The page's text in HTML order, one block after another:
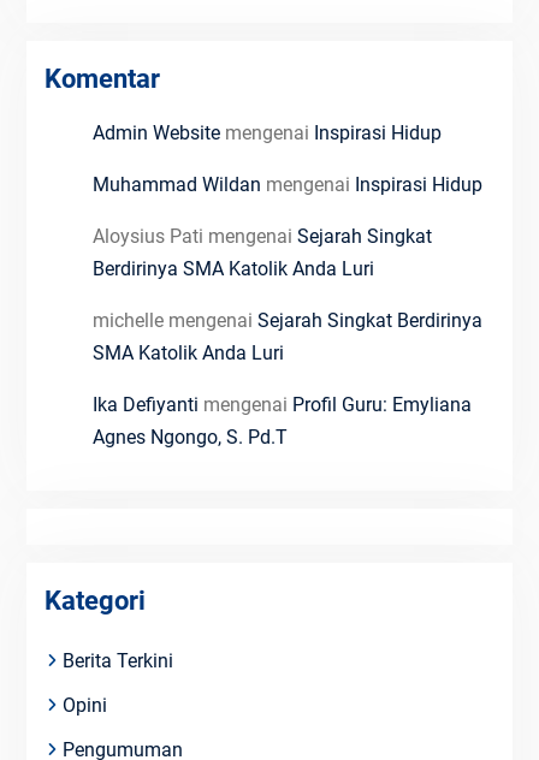
Komentar
Admin Websitemengenai Inspirasi Hidup
Muhammad Wildan mengenai Inspirasi Hidup
Aloysius Pati mengenai Sejarah Singkat
Berdirinya SMA Katolik Anda Luri
michellemengenai Sejarah Singkat Berdirinya
SMA Katolik Anda Luri
Ika Defiyanti mengenai Profil Guru: Emyliana
Agnes Ngongo, S. Pd.T
Kategori
Berita Terkini
Opini
Pengumuman